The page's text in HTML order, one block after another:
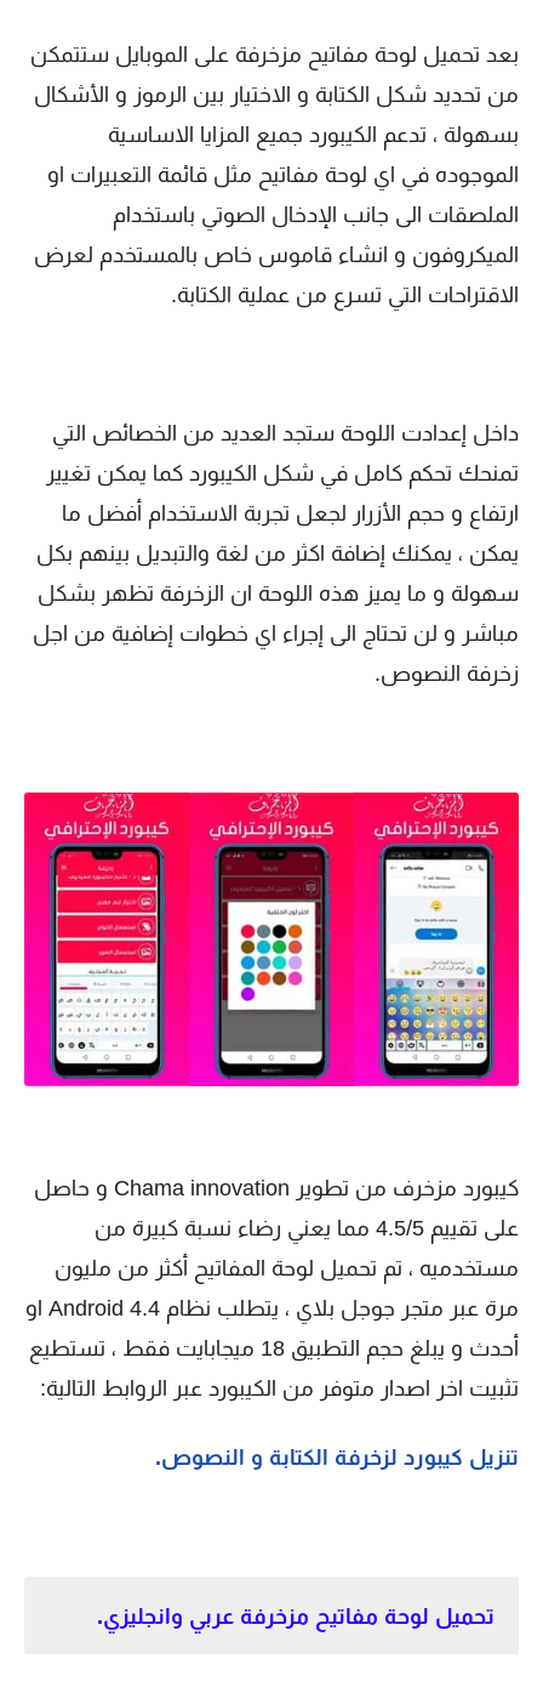
بعد تحميل لوحة مفاتيح مزخرفة على الموبايل ستتمكن
من تحديد شكل الكتابة و الاختيار بين الرموز و الأشكال
بسهولة ، تدعم الكيبورد جميع المزايا الاساسية
الموجوده في اي لوحة مفاتيح مثل قائمة التعبيرات او
الملصقات الى جانب الإدخال الصوتي باستخدام
الميكروفون و انشاء قاموس خاص بالمستخدم لعرض
الاقتراحات التي تسرع من عملية الكتابة.
داخل إعدادت اللوحة ستجد العديد من الخصائص التي
تمنحك تحكم كامل في شكل الكيبورد كما يمكن تغيير
ارتفاع و حجم الأزرار لجعل تجربة الاستخدام أفضل ما
يمكن ، يمكنك إضافة اكثر من لغة والتبديل بينهم بكل
سهولة و ما يميز هذه اللوحة ان الزخرفة تظهر بشكل
مباشر و لن تحتاج الى إجراء اي خطوات إضافية من اجل
زخرفة النصوص.
كيبورد مزخرف من تطوير Chama innovation و حاصل
على تقييم 4.5/5 مما يعني رضاء نسبة كبيرة من
مستخدميه ، تم تحميل لوحة المفاتيح أكثر من مليون
مرة عبر متجر جوجل بلاي ، يتطلب نظام Android 4.4 او
أحدث و يبلغ حجم التطبيق 18 ميجابايت فقط ، تستطيع
تثبيت اخر اصدار متوفر من الكيبورد عبر الروابط التالية:
تنزيل كيبورد لزخرفة الكتابة و النصوص.
تحميل لوحة مفاتيح مزخرفة عربي وانجليزي.